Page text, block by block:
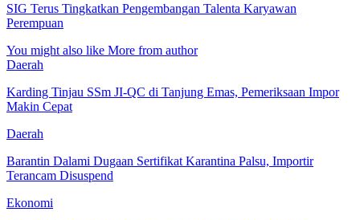
SIG Terus Tingkatkan Pengembangan Talenta Karyawan
Perempuan
You might also like More from author
Daerah
Karding Tinjau SSm JI-QC di Tanjung Emas, Pemeriksaan Impor
Makin Cepat
Daerah
Barantin Dalami Dugaan Sertifikat Karantina Palsu, Importir
Terancam Disuspend
Ekonomi